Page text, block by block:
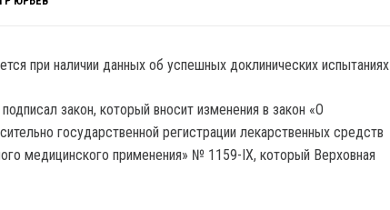
при наличии данных об успешных доклинических испытаниях
закон, который вносит изменения в закон «О
государственной регистрации лекарственных средств
медицинского применения» № 1159-IX, который Верховная